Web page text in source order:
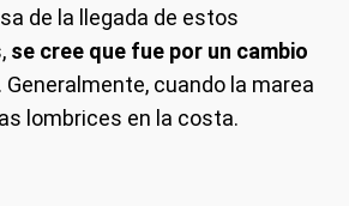
de la llegada de estos
se cree que fue por un cambio
. Generalmente, cuando la marea
lombrices en la costa.